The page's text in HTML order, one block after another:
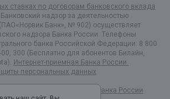
ставках по договорам банковского вклада
Банковский надзор за деятельностью
Банк», № 902) осуществляет
надзора Банка России. Телефоны
банка Российской Федерации: 8 800
300 (Бесплатно для абонентов Билайн,
Интернет-приемная Банка России.
персональных данных
соответствии c Указанием Банка России